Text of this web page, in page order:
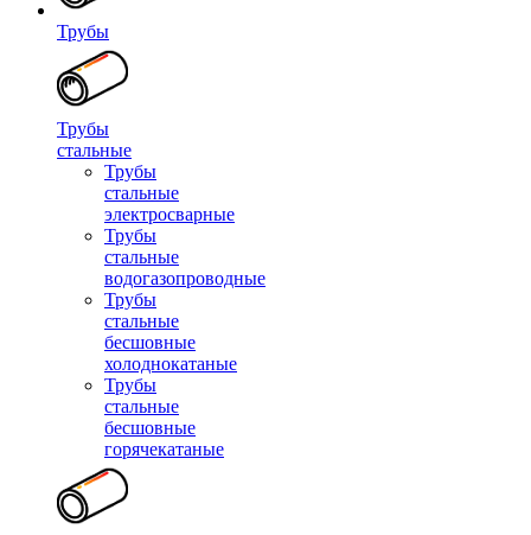
Трубы
Трубы
стальные
Трубы
стальные
электросварные
Трубы
стальные
водогазопроводные
Трубы
стальные
бесшовные
холоднокатаные
Трубы
стальные
бесшовные
горячекатаные